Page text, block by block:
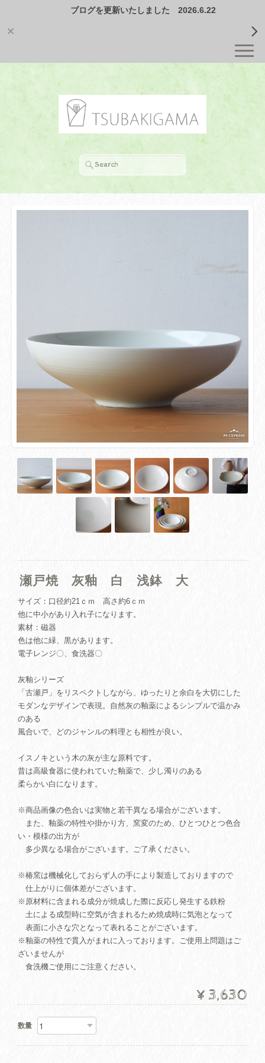
ブログを更新いたしました 2026.6.22
瀬戸焼 灰釉 白 浅鉢 大
サイズ：口径約21ｃｍ 高さ約6ｃｍ
他に中小があり入れ子になります。
素材：磁器
色は他に緑、黒があります。
電子レンジ〇、食洗器〇
灰釉シリーズ
「古瀬戸」をリスペクトしながら、ゆったりと余白を大切にした
モダンなデザインで表現。自然灰の釉薬によるシンプルで温かみ
のある
風合いで、どのジャンルの料理とも相性が良い。
イスノキという木の灰が主な原料です。
昔は高級食器に使われていた釉薬で、少し濁りのある
柔らかい白になります。
※商品画像の色合いは実物と若干異なる場合がございます。
また、釉薬の特性や掛かり方、窯変のため、ひとつひとつ色合
い・模様の出方が
多少異なる場合がございます。ご了承ください。
※椿窯は機械化しておらず人の手により製造しておりますので
仕上がりに個体差がございます。
※原材料に含まれる成分が焼成した際に反応し発生する鉄粉
土による成型時に空気が含まれるため焼成時に気泡となって
表面に小さな穴となって表れることがございます。
※釉薬の特性で貫入がまれに入っております。ご使用上問題はご
ざいませんが
食洗機ご使用にご注意ください。
¥3,630
数量